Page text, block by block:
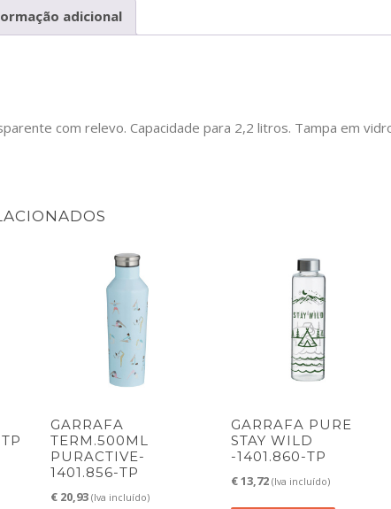
adicional
com relevo. Capacidade para 2,2 litros. Tampa em
GARRAFA
TERM.500ML
PURACTIVE-
1401.856-TP
€ 20,93 (Iva incluído)
GARRAFA PURE
STAY WILD
-1401.860-TP
€13,72 (Iva incluído)